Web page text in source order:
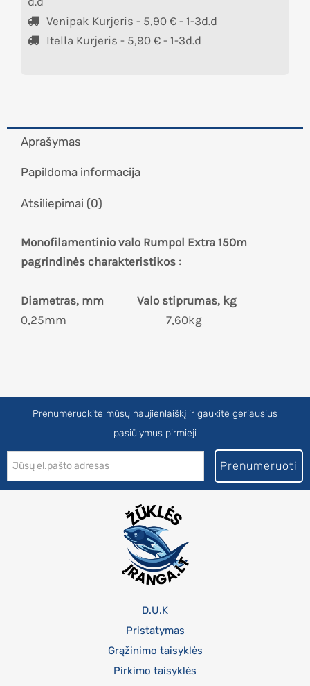
Venipak Kurjeris - 5,90 € - 1-3d.d
Itella Kurjeris - 5,90 € - 1-3d.d
Aprašymas
Papildoma informacija
Atsiliepimai (0)
Monofilamentinio valo Rumpol Extra 150m
pagrindinės charakteristikos :
Diametras, mm Valo stiprumas, kg
0,25mm 7,60kg
Prenumeruokite mūsų naujienlaiškį ir gaukite geriausius
pasiūlymus pirmieji
Prenumeruoti
D.U.K
Pristatymas
Grąžinimo taisyklės
Pirkimo taisyklės